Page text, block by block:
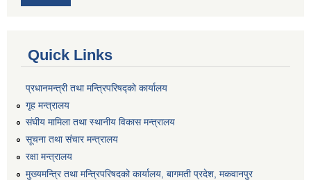
Quick Links
प्रधानमन्त्री तथा मन्त्रिपरिषद्को कार्यालय
गृह मन्त्रालय
संघीय मामिला तथा स्थानीय विकास मन्त्रालय
सूचना तथा संचार मन्त्रालय
रक्षा मन्त्रालय
मुख्यमन्त्रि तथा मन्त्रिपरिषदको कार्यालय, बागमती प्रदेश, मकवानपुर